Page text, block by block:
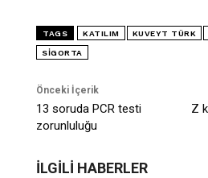
TAGS KATILIM KUVEYT TÜRK
SIGORTA
Önceki İçerik
13 soruda PCR testi
zorunluluğu
Z
İLGİLİ HABERLER